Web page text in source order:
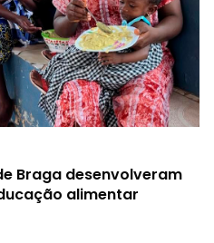
Braga desenvolveram
alimentar